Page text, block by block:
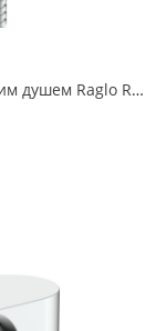
Смеситель для раковины с гигиеническим душем Raglo R03.12 хром